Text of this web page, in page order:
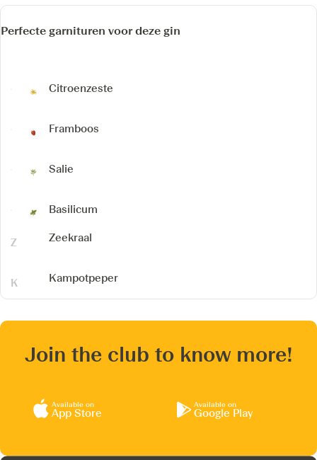
Perfecte garnituren voor deze gin
Citroenzeste
Framboos
Salie
Basilicum
Zeekraal
Kampotpeper
Join the club to know more!
Available on
App Store
Available on
Google Play